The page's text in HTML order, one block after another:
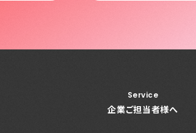
Service
企業ご担当者様へ